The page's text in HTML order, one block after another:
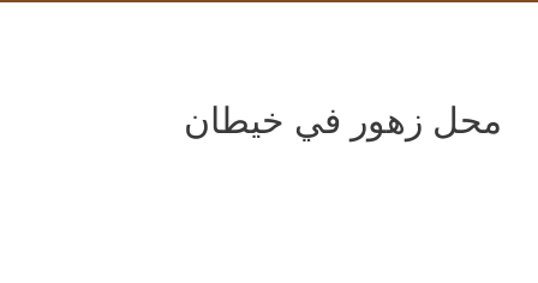
محل زهور في خيطان